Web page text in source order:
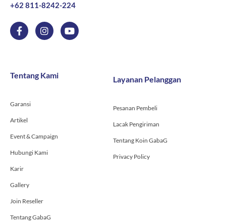
+62 811-8242-224
F
a
c
o
f
I
n
s
g
r
Y
o
u
Tentang Kami
Garansi
Artikel
Event & Campaign
Hubungi Kami
Karir
Gallery
Join Reseller
Tentang GabaG
Layanan Pelanggan
Pesanan Pembeli
Lacak Pengiriman
Tentang Koin GabaG
Privacy Policy